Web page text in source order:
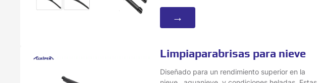
→
Limpiaparabrisas para nieve
Diseñado para un rendimiento superior en la